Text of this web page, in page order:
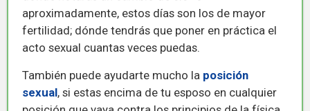
aproximadamente, estos días son los de mayor
fertilidad; dónde tendrás que poner en práctica el
acto sexual cuantas veces puedas.
También puede ayudarte mucho la posición
sexual, si estas encima de tu esposo en cualquier